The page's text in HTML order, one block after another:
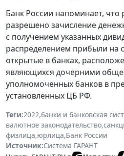
Банк России напоминает,
разрешено зачисление
с получением указанных
распределением прибыли на
открытые в банках,
являющихся дочерними
уполномоченных банков в
установленных ЦБ РФ.
Теги:2022,банки и банковская
валютное законодательство,
физлица,юрлица,Банк России
Источник:Система ГАРАНТ